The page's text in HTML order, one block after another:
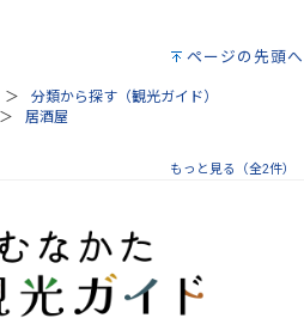
ページの先頭へ
分類から探す（観光ガイド）
居酒屋
もっと見る（全2件）